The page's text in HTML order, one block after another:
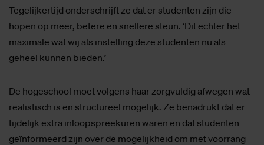
Tegelijkertijd onderschrijft ze dat er studenten zijn die
hopen op meer, betere en snellere steun. ‘Dit echter het
maximale wat wij als instelling deze studenten nu als
geheel kunnen bieden.’
De hogeschool moet volgens haar zorgvuldig afwegen wat
realistisch is en structureel mogelijk. Ze benadrukt dat er
tijdelijk extra inloopspreekuren waren en dat studenten
geïnformeerd zijn over de mogelijkheid om met voorrang